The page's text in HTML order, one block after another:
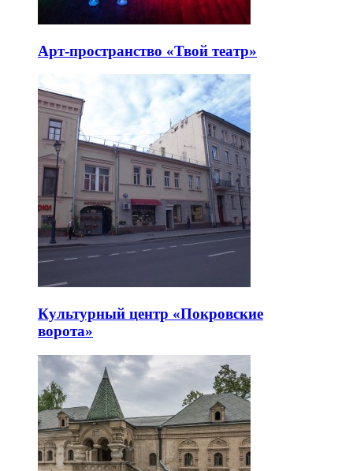
Арт-пространство «Твой театр»
Культурный центр «Покровские
ворота»